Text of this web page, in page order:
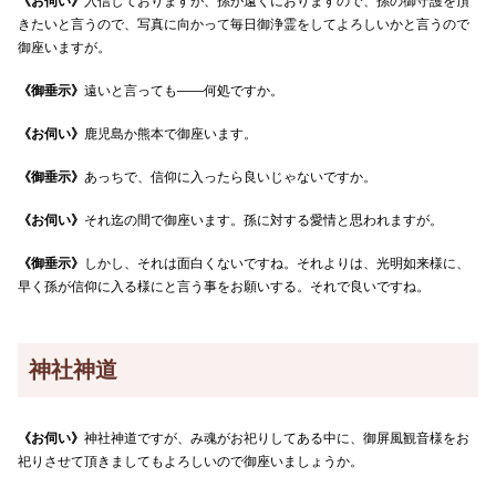
きたいと言うので、写真に向かって毎日御浄霊をしてよろしいかと言うので
御座いますが。
《御垂示》 遠いと言っても――何処ですか。
《お伺い》 鹿児島か熊本で御座います。
《御垂示》 あっちで、信仰に入ったら良いじゃないですか。
《お伺い》 それ迄の間で御座います。孫に対する愛情と思われますが。
《御垂示》 しかし、それは面白くないですね。それよりは、光明如来様に、
早く孫が信仰に入る様にと言う事をお願いする。それで良いですね。
神社神道
《お伺い》 神社神道ですが、み魂がお祀りしてある中に、御屏風観音様をお
祀りさせて頂きましてもよろしいので御座いましょうか。